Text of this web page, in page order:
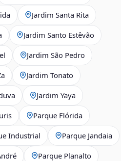
Jardim Santa Rita
Jardim Santo Estêvão
Jardim São Pedro
Jardim Tonato
Jardim Yaya
Parque Flórida
Industrial Parque Jandaia
Parque Planalto